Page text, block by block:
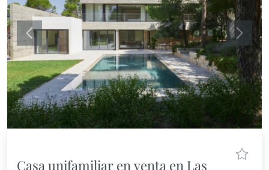
Anterior
Casa unifamiliar en venta en Las